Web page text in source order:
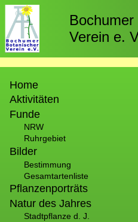
Direkt
zum
Inhalt
Verein e.
Home
Aktivitäten
Funde
NRW
Ruhrgebiet
Bilder
Bestimmung
Gesamtartenliste
Pflanzenporträts
Natur des Jahres
Stadtpflanze d. J.